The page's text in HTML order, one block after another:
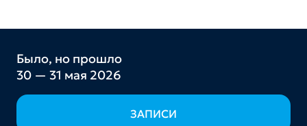
Было, но прошло
30 — 31 мая 2026
ЗАПИСИ